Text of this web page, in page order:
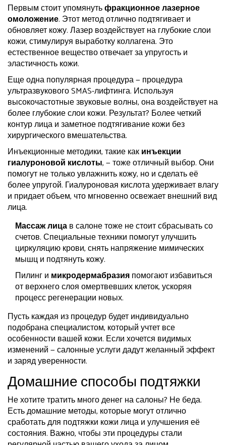
Первым стоит упомянутьфракционное лазерное
омоложение. Этот метод отлично подтягивает и
обновляет кожу. Лазер воздействует на глубокие слои
кожи, стимулируя выработку коллагена. Это
естественное вещество отвечает за упругость и
эластичность кожи.
Еще одна популярная процедура — процедура
ультразвукового SMAS-лифтинга. Используя
высокочастотные звуковые волны, она воздействует на
более глубокие слои кожи. Результат? Более четкий
контур лица и заметное подтягивание кожи без
хирургического вмешательства.
Инъекционные методики, такие какинъекции
гиалуроновой кислоты, — тоже отличный выбор. Они
помогут не только увлажнить кожу, но и сделать её
более упругой. Гиалуроновая кислота удерживает влагу
и придает объем, что мгновенно освежает внешний вид
лица.
Массаж лицав салоне тоже не стоит сбрасывать со
счетов. Специальные техники помогут улучшить
циркуляцию крови, снять напряжение мимических
мышц и подтянуть кожу.
Пилинг и микродермабразияпомогают избавиться
от верхнего слоя омертвевших клеток, ускоряя
процесс регенерации новых.
Пусть каждая из процедур будет индивидуально
подобрана специалистом, который учтет все
особенности вашей кожи. Если хочется видимых
изменений — салонные услуги дадут желанный эффект
и заряд уверенности.
Домашние способы подтяжки
Не хотите тратить много денег на салоны? Не беда.
Есть домашние методы, которые могут отлично
сработать для подтяжки кожи лица и улучшения её
состояния. Важно, чтобы эти процедуры стали